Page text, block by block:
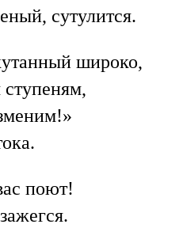
сутулится.
широко,
поют!